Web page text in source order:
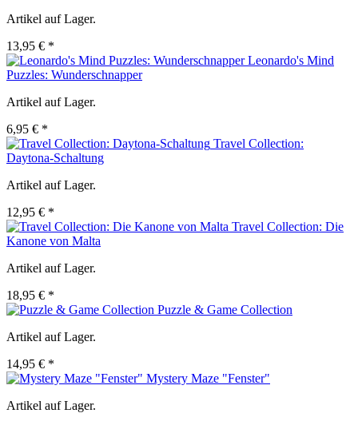
Artikel auf Lager.
13,95 € *
Leonardo's Mind
Puzzles: Wunderschnapper
Artikel auf Lager.
6,95 € *
Travel Collection:
Daytona-Schaltung
Artikel auf Lager.
12,95 € *
Travel Collection: Die
Kanone von Malta
Artikel auf Lager.
18,95 € *
Puzzle & Game Collection
Artikel auf Lager.
14,95 € *
Mystery Maze "Fenster"
Artikel auf Lager.